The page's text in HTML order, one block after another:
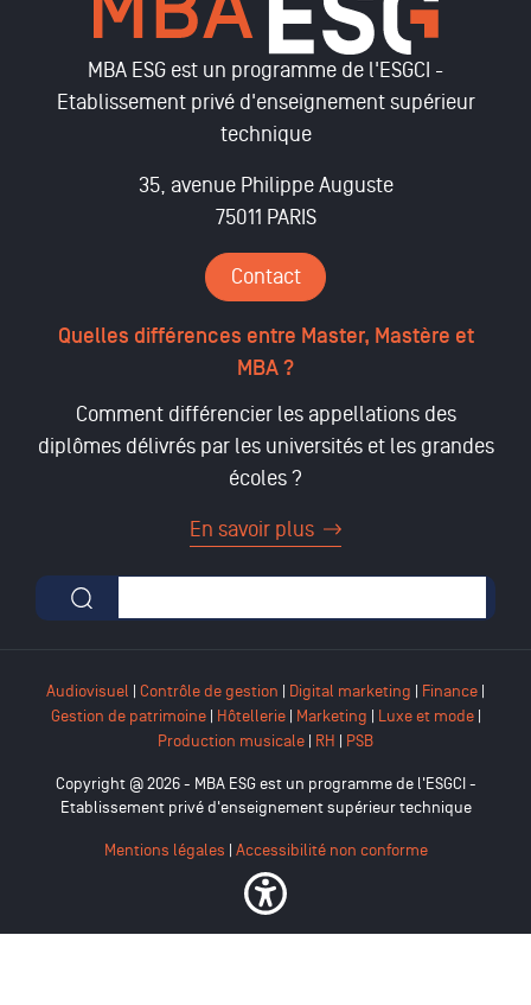
MBA ESG est un programme de l'ESGCI -
Etablissement privé d'enseignement supérieur
technique
35, avenue Philippe Auguste
75011 PARIS
Contact
Quelles différences entre Master, Mastère et
MBA ?
Comment différencier les appellations des
diplômes délivrés par les universités et les grandes
écoles ?
En savoir plus
Formulaire de recherche
Audiovisuel | Contrôle de gestion | Digital marketing | Finance |
Gestion de patrimoine| Hôtellerie| Marketing | Luxe et mode|
Production musicale | RH | PSB
Copyright @ 2026 - MBA ESG est un programme de l'ESGCI -
Etablissement privé d'enseignement supérieur technique
Mentions légales Accessibilité non conforme